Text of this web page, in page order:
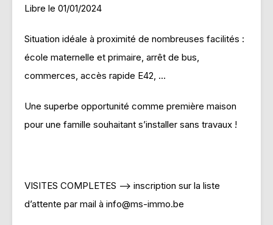
Libre le 01/01/2024
Situation idéale à proximité de nombreuses facilités :
école maternelle et primaire, arrêt de bus,
commerces, accès rapide E42, …
Une superbe opportunité comme première maison
pour une famille souhaitant s’installer sans travaux !
VISITES COMPLETES –> inscription sur la liste
d’attente par mail à info@ms-immo.be